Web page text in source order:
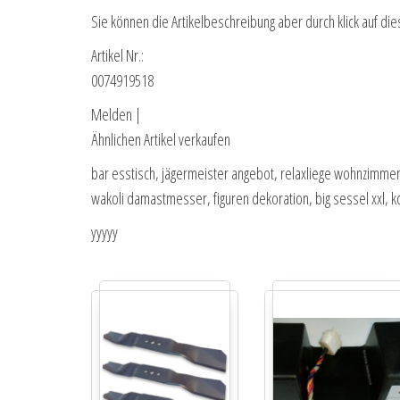
Sie können die Artikelbeschreibung aber durch klick auf
Artikel Nr.:
0074919518
Melden |
Ähnlichen Artikel verkaufen
bar esstisch, jägermeister angebot, relaxliege
wakoli damastmesser, figuren dekoration, big sessel xxl,
yyyyy